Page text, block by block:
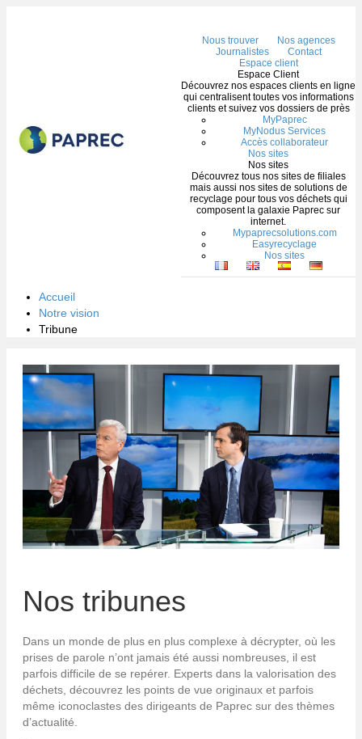
Nous trouver
Nos agences
Journalistes
Contact
Espace client
Espace Client
Découvrez nos espaces clients en ligne
qui centralisent toutes vos informations
clients et suivez vos dossiers de près
MyPaprec
MyNodus Services
Accès collaborateur
Nos sites
Nos sites
Découvrez tous nos sites de filiales
mais aussi nos sites de solutions de
recyclage pour tous vos déchets qui
composent la galaxie Paprec sur
internet.
Mypaprecsolutions.com
Easyrecyclage
Nos sites
Accueil
Notre vision
Tribune
Nos tribunes
Dans un monde de plus en plus complexe à décrypter, où les
prises de parole n’ont jamais été aussi nombreuses, il est
parfois difficile de se repérer. Experts dans la valorisation des
déchets, découvrez les points de vue originaux et parfois
même iconoclastes des dirigeants de Paprec sur des thèmes
d’actualité.